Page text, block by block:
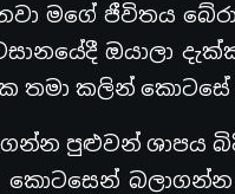
මගේ ජීවිතය
ඔයාලා
කලින් කොටසේ
පුළුවන්
කොටසෙන්